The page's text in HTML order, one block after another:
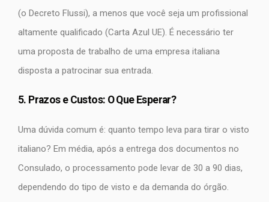
(o Decreto Flussi), a menos que você seja um profissional
altamente qualificado (Carta Azul UE). É necessário ter
uma proposta de trabalho de uma empresa italiana
disposta a patrocinar sua entrada.
5. Prazos e Custos: O Que Esperar?
Uma dúvida comum é: quanto tempo leva para tirar o visto
italiano? Em média, após a entrega dos documentos no
Consulado, o processamento pode levar de 30 a 90 dias,
dependendo do tipo de visto e da demanda do órgão.